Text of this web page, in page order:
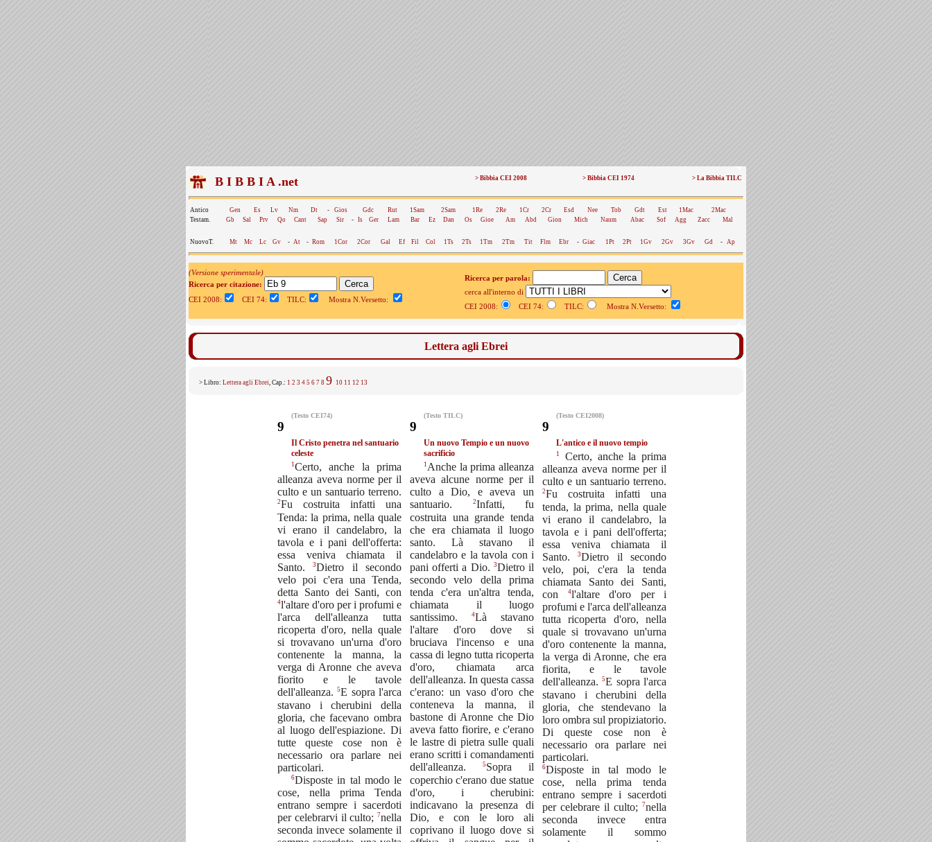
B I B B I A .net > Bibbia CEI 2008 > Bibbia CEI 1974 > La Bibbia TILC
Antico Gen Es Lv Nm Dt - Gios Gdc Rut 1Sam 2Sam 1Re 2Re 1Cr 2Cr Esd Nee Tob Gdt Est 1Mac
2Mac
Testam.
Gb Sal Prv Qo Cant Sap Sir - Is Ger Lam Bar Ez Dan Os Gioe Am Abd Gion Mich Naum Abac Sof Agg Zacc Mal
NuovoT. Mt Mc Lc Gv - At - Rom 1Cor 2Cor Gal Ef Fil Col 1Ts 2Ts 1Tm 2Tm Tit Flm Ebr - Giac 1Pt 2Pt 1Gv 2Gv 3Gv Gd - Ap
(Versione sperimentale)
Ricerca per citazione:
CEI 2008:
CEI 74: TILC: Mostra N.Versetto:
Ricerca per parola:
cerca all'interno di
CEI 2008:
CEI 74: TILC: Mostra N.Versetto:
Lettera agli Ebrei
> Libro: Lettera agli Ebrei, Cap.: 1 2 3 4 5 6 7 8 9 10 11 12 13
(Testo CEI74)
9
Il Cristo penetra nel santuario
celeste
1Certo, anche la prima
alleanza aveva norme per il
culto e un santuario terreno.
2Fu costruita infatti una
Tenda: la prima, nella quale
vi erano il candelabro, la
tavola e i pani dell'offerta:
essa veniva chiamata il
Santo.3Dietro il secondo
velo poi c'era una Tenda,
detta Santo dei Santi, con
4l'altare d'oro per i profumi e
l'arca dell'alleanza tutta
ricoperta d'oro, nella quale
si trovavano un'urna d'oro
contenente la manna, la
verga di Aronne che aveva
fiorito e le tavole
dell'alleanza.5E sopra l'arca
stavano i cherubini della
gloria, che facevano ombra
al luogo dell'espiazione. Di
tutte queste cose non è
necessario ora parlare nei
particolari.
6Disposte in tal modo le
cose, nella prima Tenda
entrano sempre i sacerdoti
per celebrarvi il culto; 7nella
seconda invece solamente il
(Testo TILC)
9
Un nuovo Tempio e un nuovo
sacrificio
1 Anche la prima alleanza
aveva alcune norme per il
culto a Dio, e aveva un
santuario.
2Infatti, fu
costruita una grande tenda
che era chiamata il luogo
santo. Là stavano il
candelabro e la tavola con i
pani offerti a Dio. 3Dietro il
secondo velo della prima
tenda c'era un'altra tenda,
chiamata il luogo
santissimo.
4Là stavano
l'altare d'oro dove si
bruciava l'incenso e una
cassa di legno tutta ricoperta
d'oro, chiamata arca
dell'alleanza. In questa cassa
c'erano: un vaso d'oro che
conteneva la manna, il
bastone di Aronne che Dio
aveva fatto fiorire, e c'erano
le lastre di pietra sulle quali
erano scritti i comandamenti
dell'alleanza.
5 Sopra il
coperchio c'erano due statue
d'oro, i cherubini:
indicavano la presenza di
Dio, e con le loro ali
coprivano il luogo dove si
(Testo CEI2008)
9
L'antico e il nuovo tempio
1
Certo, anche la prima
alleanza aveva norme per il
culto e un santuario terreno.
2Fu costruita infatti una
tenda, la prima, nella quale
vi erano il candelabro, la
tavola e i pani dell'offerta;
essa veniva chiamata il
Santo.3Dietro il secondo
velo, poi, c'era la tenda
chiamata Santo dei Santi,
con
4l'altare d'oro per i
profumi e l'arca dell'alleanza
tutta ricoperta d'oro, nella
quale si trovavano un'urna
d'oro contenente la manna,
la verga di Aronne, che era
fiorita, e le tavole
dell'alleanza.5E sopra l'arca
stavano i cherubini della
gloria, che stendevano la
loro ombra sul propiziatorio.
Di queste cose non è
necessario ora parlare nei
particolari.
6Disposte in tal modo le
cose, nella prima tenda
entrano sempre i sacerdoti
per celebrare il culto;
7nella
seconda invece entra
solamente il sommo